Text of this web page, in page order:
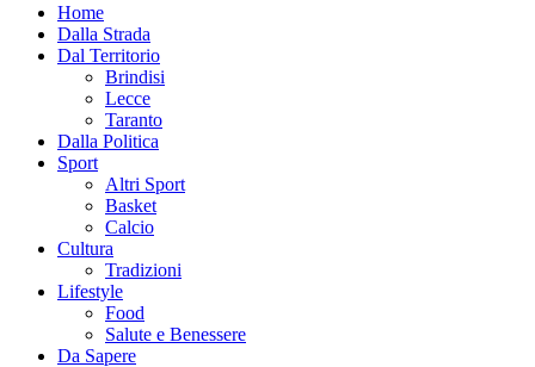
Home
Dalla Strada
Dal Territorio
Brindisi
Lecce
Taranto
Dalla Politica
Sport
Altri Sport
Basket
Calcio
Cultura
Tradizioni
Lifestyle
Food
Salute e Benessere
Da Sapere